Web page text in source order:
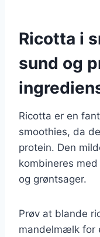
Ricotta i
sund og
Ricotta er en
smoothies, da
protein. Den
kombineres
og grøntsager.
Prøv at blande
mandelmælk for